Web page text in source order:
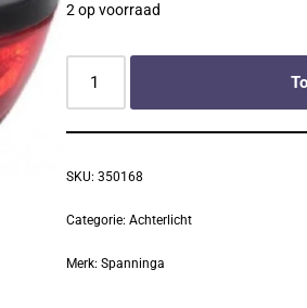
2 op voorraad
SKU:350168
Categorie:Achterlicht
Merk:Spanninga